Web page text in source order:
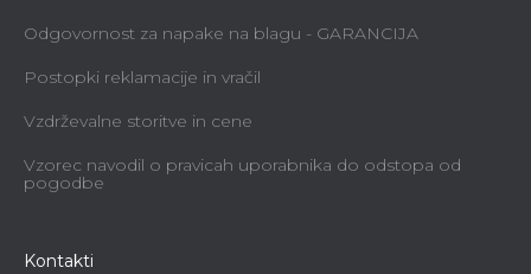
Odgovornost za napake na blagu - GARANCIJA
Postopki reklamacije in vračil
Vzdrževalne storitve in cene
Vzorec navodil o pravicah uporabnika do odstopa od
pogodbe
Kontakti